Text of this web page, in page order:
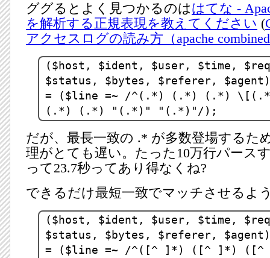
ググるとよく見つかるのははてな -
を解析する正規表現を教えてください (
アクセスログの読み方（apache
($host, $ident, $user, $time,
$status, $bytes, $referer, $agent)
= ($line =~ /^(.*) (.*) (.*)
(.*) (.*) "(.*)" "(.*)"/);
だが、最長一致の .* が多数登場するた
理がとても遅い。たった10万行パース
って23.7秒ってあり得なくね?
できるだけ最短一致でマッチさせるよ
($host, $ident, $user, $time,
$status, $bytes, $referer, $agent)
= ($line =~ /^([^ ]*) ([^ ]*)